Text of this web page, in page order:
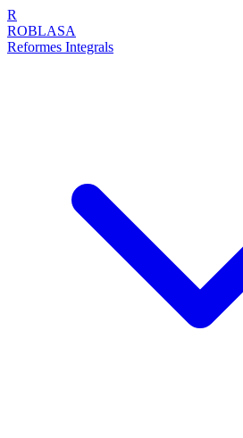
R
ROBLASA
Reformes Integrals